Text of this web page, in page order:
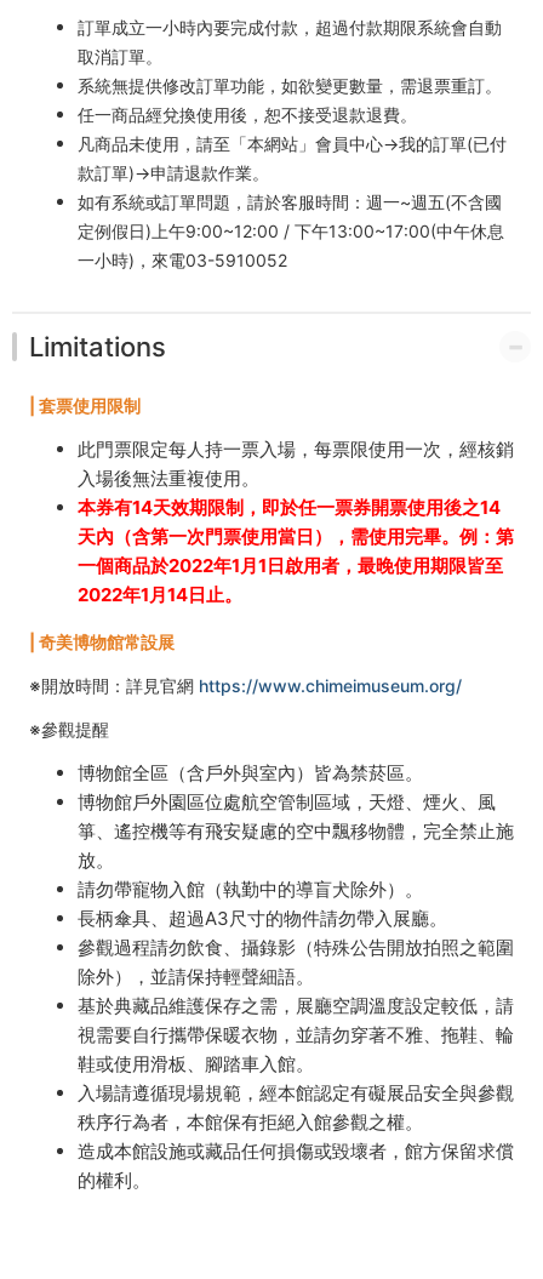
訂單成立一小時內要完成付款，超過付款期限系統會自動
取消訂單。
系統無提供修改訂單功能，如欲變更數量，需退票重訂。
任一商品經兌換使用後，恕不接受退款退費。
凡商品未使用，請至「本網站」會員中心→我的訂單(已付
款訂單)→申請退款作業。
如有系統或訂單問題，請於客服時間：週一~週五(不含國
定例假日)上午9:00~12:00 / 下午13:00~17:00(中午休息
一小時)，來電03-5910052
Limitations
| 套票使用限制
此門票限定每人持一票入場，每票限使用一次，經核銷
入場後無法重複使用。
本券有14天效期限制，即於任一票券開票使用後之14
天內（含第一次門票使用當日），需使用完畢。例：第
一個商品於2022年1月1日啟用者，最晚使用期限皆至
2022年1月14日止。
| 奇美博物館常設展
※開放時間：詳見官網 https://www.chimeimuseum.org/
※參觀提醒
博物館全區（含戶外與室內）皆為禁菸區。
博物館戶外園區位處航空管制區域，天燈、煙火、風
箏、遙控機等有飛安疑慮的空中飄移物體，完全禁止施
放。
請勿帶寵物入館（執勤中的導盲犬除外）。
長柄傘具、超過A3尺寸的物件請勿帶入展廳。
參觀過程請勿飲食、攝錄影（特殊公告開放拍照之範圍
除外），並請保持輕聲細語。
基於典藏品維護保存之需，展廳空調溫度設定較低，請
視需要自行攜帶保暖衣物，並請勿穿著不雅、拖鞋、輪
鞋或使用滑板、腳踏車入館。
入場請遵循現場規範，經本館認定有礙展品安全與參觀
秩序行為者，本館保有拒絕入館參觀之權。
造成本館設施或藏品任何損傷或毀壞者，館方保留求償
的權利。